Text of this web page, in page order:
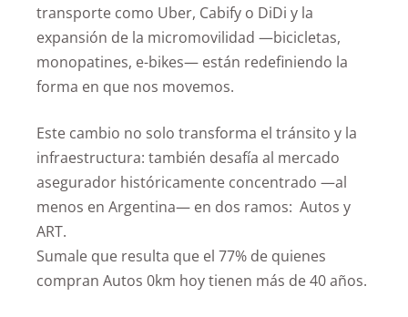
transporte como Uber, Cabify o DiDi y la
expansión de la micromovilidad —bicicletas,
monopatines, e-bikes— están redefiniendo la
forma en que nos movemos.
Este cambio no solo transforma el tránsito y la
infraestructura: también desafía al mercado
asegurador históricamente concentrado —al
menos en Argentina— en dos ramos: Autos y
ART.
Sumale que resulta que el 77% de quienes
compran Autos 0km hoy tienen más de 40 años.